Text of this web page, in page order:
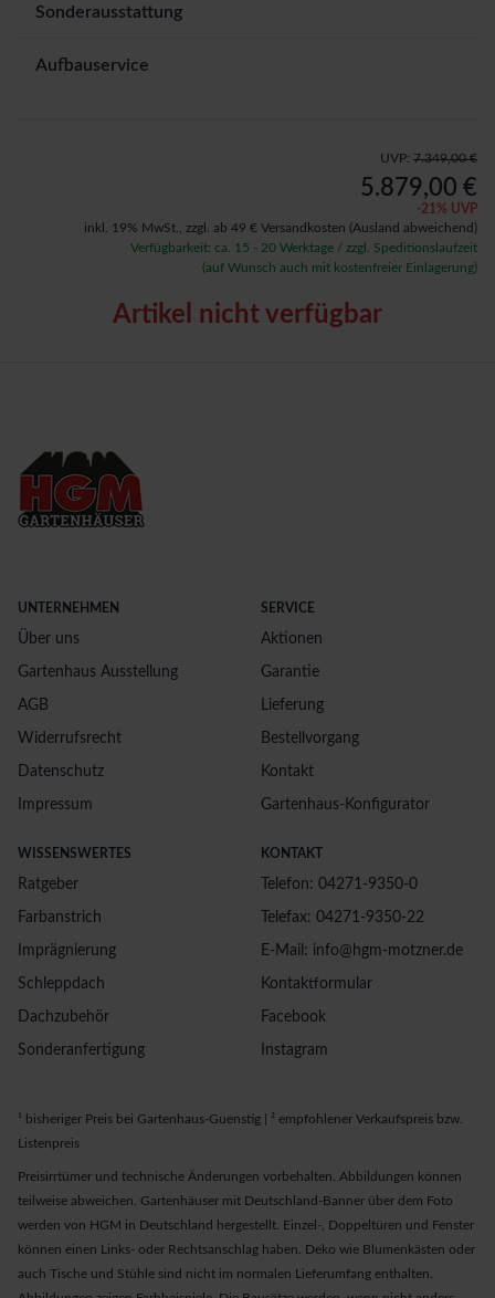
Sonderausstattung
Aufbauservice
UVP: 7.349,00 €
5.879,00 €
-21 % UVP
inkl. 19% MwSt., zzgl. ab 49 € Versandkosten (Ausland abweichend)
Verfügbarkeit: ca. 15 - 20 Werktage / zzgl. Speditionslaufzeit
(auf Wunsch auch mit kostenfreier Einlagerung)
Artikel nicht verfügbar
UNTERNEHMEN
Über uns
Gartenhaus Ausstellung
AGB
Widerrufsrecht
Datenschutz
Impressum
SERVICE
Aktionen
Garantie
Lieferung
Bestellvorgang
Kontakt
Gartenhaus-Konfigurator
WISSENSWERTES
Ratgeber
Farbanstrich
Imprägnierung
Schleppdach
Dachzubehör
Sonderanfertigung
KONTAKT
Telefon: 04271-9350-0
Telefax: 04271-9350-22
E-Mail: info@hgm-motzner.de
Kontaktformular
Facebook
Instagram
¹ bisheriger Preis bei Gartenhaus-Guenstig | ² empfohlener Verkaufspreis bzw.
Listenpreis
Preisirrtümer und technische Änderungen vorbehalten. Abbildungen können
teilweise abweichen. Gartenhäuser mit Deutschland-Banner über dem Foto
werden von HGM in Deutschland hergestellt. Einzel-, Doppeltüren und Fenster
können einen Links- oder Rechtsanschlag haben. Deko wie Blumenkästen oder
auch Tische und Stühle sind nicht im normalen Lieferumfang enthalten.